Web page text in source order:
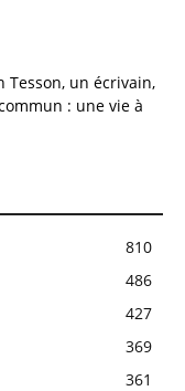
Tesson, un écrivain,
: une vie à
810
486
427
369
361